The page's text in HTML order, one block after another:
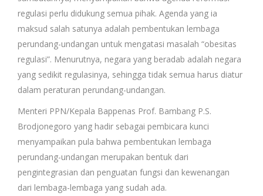
regulasi perlu didukung semua pihak. Agenda yang ia
maksud salah satunya adalah pembentukan lembaga
perundang-undangan untuk mengatasi masalah “obesitas
regulasi”. Menurutnya, negara yang beradab adalah negara
yang sedikit regulasinya, sehingga tidak semua harus diatur
dalam peraturan perundang-undangan.
Menteri PPN/Kepala Bappenas Prof. Bambang P.S.
Brodjonegoro yang hadir sebagai pembicara kunci
menyampaikan pula bahwa pembentukan lembaga
perundang-undangan merupakan bentuk dari
pengintegrasian dan penguatan fungsi dan kewenangan
dari lembaga-lembaga yang sudah ada.